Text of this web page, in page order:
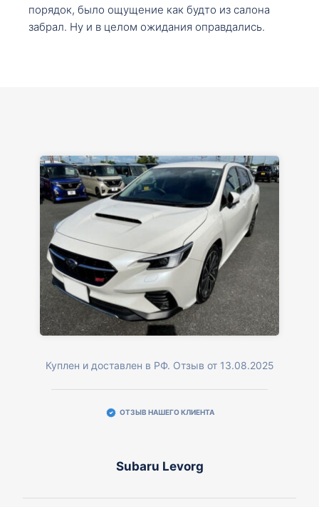
порядок, было ощущение как будто из салона
забрал. Ну и в целом ожидания оправдались.
Куплен и доставлен в РФ. Отзыв от 13.08.2025
ОТЗЫВ НАШЕГО КЛИЕНТА
Subaru Levorg